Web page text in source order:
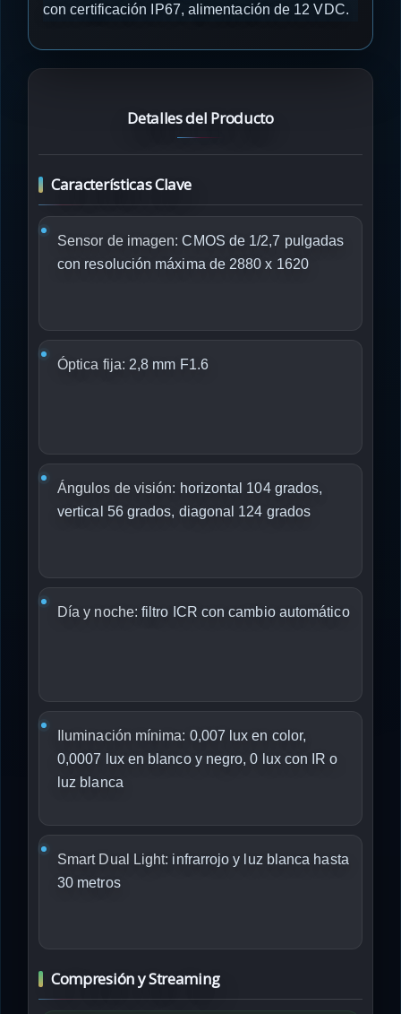
con certificación IP67, alimentación de 12 VDC.
Detalles del Producto
Características Clave
Sensor de imagen: CMOS de 1/2,7 pulgadas
con resolución máxima de 2880 x 1620
Óptica fija: 2,8 mm F1.6
Ángulos de visión: horizontal 104 grados,
vertical 56 grados, diagonal 124 grados
Día y noche: filtro ICR con cambio automático
Iluminación mínima: 0,007 lux en color,
0,0007 lux en blanco y negro, 0 lux con IR o
luz blanca
Smart Dual Light: infrarrojo y luz blanca hasta
30 metros
Compresión y Streaming